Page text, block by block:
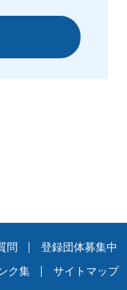
問 登録団体募集中
ク集 サイトマップ